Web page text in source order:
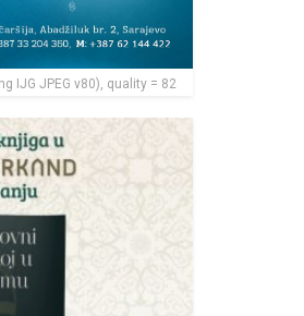
IJG JPEG v80), quality = 82